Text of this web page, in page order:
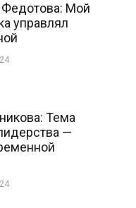
Федотова: Мой
управлял
Тема
—